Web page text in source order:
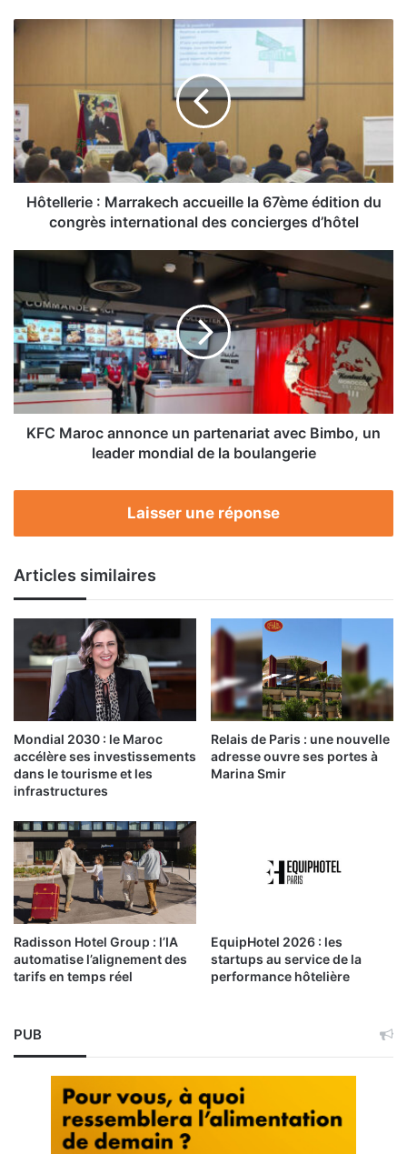
Hôtellerie
accueille
la
67ème
édition
du
congrès
international
d’hôtel
Hôtellerie : Marrakech accueille la 67ème édition du
congrès international des concierges d’hôtel
KFC
annonce
un
partenariat
avec
Bimbo,
un
leader
mondial
boulangerie
KFC Maroc annonce un partenariat avec Bimbo, un
leader mondial de la boulangerie
Laisser une réponse
Articles similaires
Mondial 2030 : le Maroc
accélère ses investissements
dans le tourisme et les
infrastructures
Relais de Paris : une nouvelle
adresse ouvre ses portes à
Marina Smir
Radisson Hotel Group : l’IA
automatise l’alignement des
tarifs en temps réel
EquipHotel 2026 : les
startups au service de la
performance hôtelière
PUB